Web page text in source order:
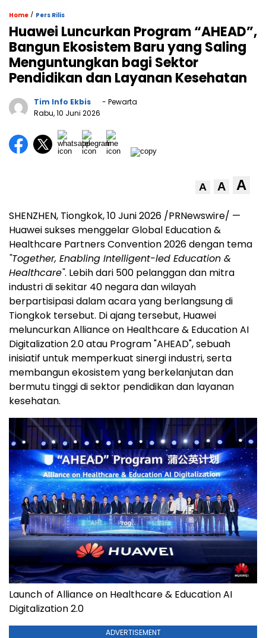
Home / Pers Rilis
Huawei Luncurkan Program “AHEAD”,
Bangun Ekosistem Baru yang Saling
Menguntungkan bagi Sektor
Pendidikan dan Layanan Kesehatan
Tim Info Ekbis
- Pewarta
Rabu, 10 Juni 2026
A A A
SHENZHEN, Tiongkok, 10 Juni 2026 /PRNewswire/ —
Huawei sukses menggelar Global Education &
Healthcare Partners Convention 2026 dengan tema
"Together, Enabling Intelligent-led Education &
Healthcare". Lebih dari 500 pelanggan dan mitra
industri di sekitar 40 negara dan wilayah
berpartisipasi dalam acara yang berlangsung di
Tiongkok tersebut. Di ajang tersebut, Huawei
meluncurkan Alliance on Healthcare & Education AI
Digitalization 2.0 atau Program "AHEAD", sebuah
inisiatif untuk memperkuat sinergi industri, serta
membangun ekosistem yang berkelanjutan dan
bermutu tinggi di sektor pendidikan dan layanan
kesehatan.
Launch of Alliance on Healthcare & Education AI
Digitalization 2.0
ADVERTISEMENT